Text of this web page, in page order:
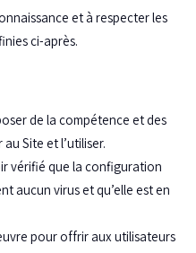
et à respecter les
ci-après.
de la compétence et des
Site et l’utiliser.
vérifié que la configuration
aucun virus et qu’elle est en
pour offrir aux utilisateurs